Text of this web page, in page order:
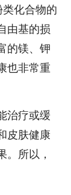
化合物的
由基的损
的镁、钾
也非常重
治疗或缓
皮肤健康
。所以，